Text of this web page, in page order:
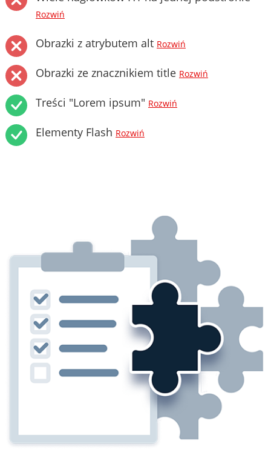
Rozwiń
Obrazki z atrybutem alt Rozwiń
Obrazki ze znacznikiem title Rozwiń
Treści "Lorem ipsum" Rozwiń
Elementy Flash Rozwiń